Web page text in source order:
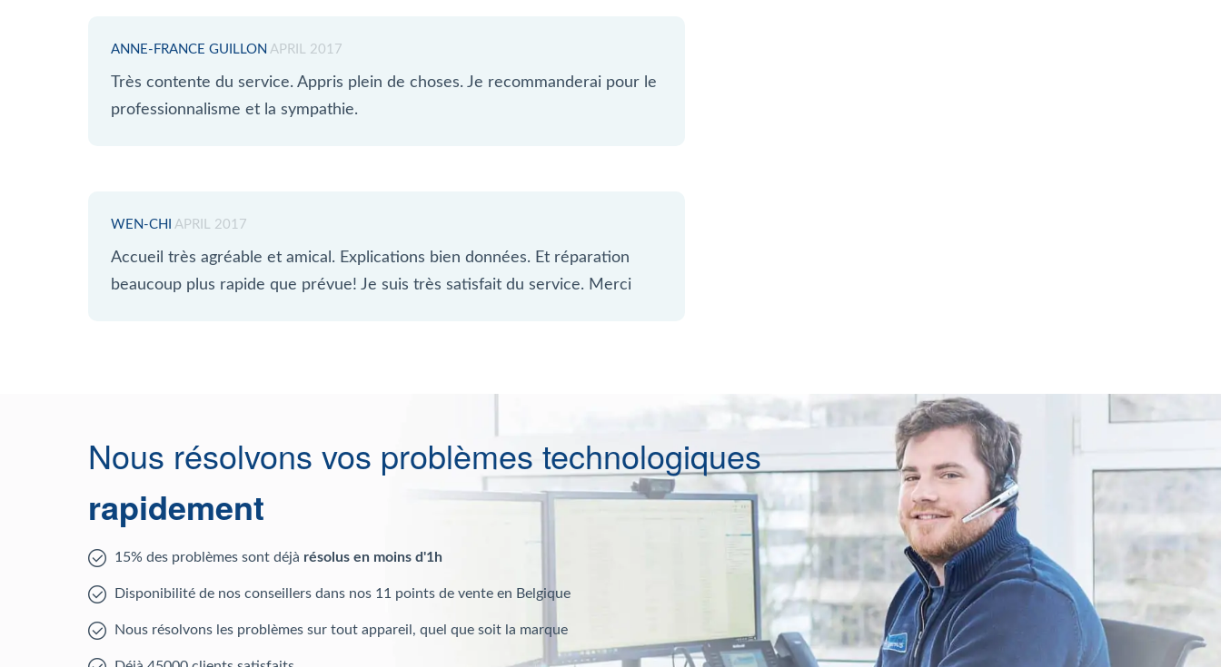
ANNE-FRANCE GUILLON APRIL 2017
Très contente du service. Appris plein de choses. Je recommanderai pour le
professionnalisme et la sympathie.
WEN-CHI APRIL 2017
Accueil très agréable et amical. Explications bien données. Et réparation
beaucoup plus rapide que prévue! Je suis très satisfait du service. Merci
Nous résolvons vos problèmes technologiques
rapidement
15% des problèmes sont déjà résolus en moins d'1h
Disponibilité de nos conseillers dans nos 11 points de vente en Belgique
Nous résolvons les problèmes sur tout appareil, quel que soit la marque